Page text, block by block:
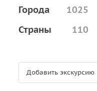
Города
1025
Страны
110
Добавить экскурсию